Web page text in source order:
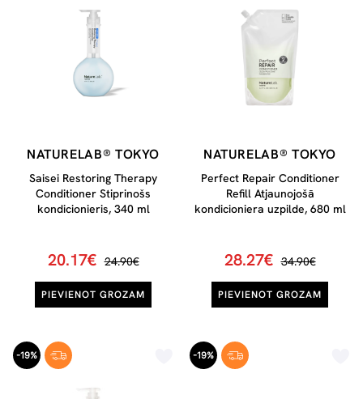
NATURELAB® TOKYO
Saisei Restoring Therapy
Conditioner Stiprinošs
kondicionieris, 340 ml
20.17€ 24.90€
PIEVIENOT GROZAM
NATURELAB® TOKYO
Perfect Repair Conditioner
Refill Atjaunojošā
kondicioniera uzpilde, 680 ml
28.27€ 34.90€
PIEVIENOT GROZAM
-19% -19%